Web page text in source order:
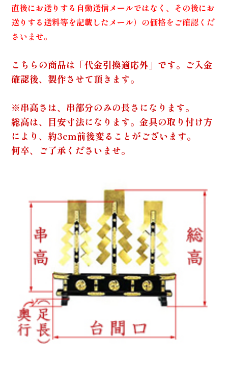
直後にお送りする自動送信メールではなく、その後にお
送りする送料等を記載したメール）の価格をご確認くだ
さいませ。
こちらの商品は「代金引換適応外」です。ご入金
確認後、製作させて頂きます。
※串高さは、串部分のみの長さになります。
総高は、目安寸法になります。金具の取り付け方
により、約3cm前後変ることがございます。
何卒、ご了承くださいませ。